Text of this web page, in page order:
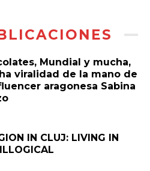
Mundial y mucha,
viralidad de la mano de
aragonesa Sabina
IN CLUJ: LIVING IN